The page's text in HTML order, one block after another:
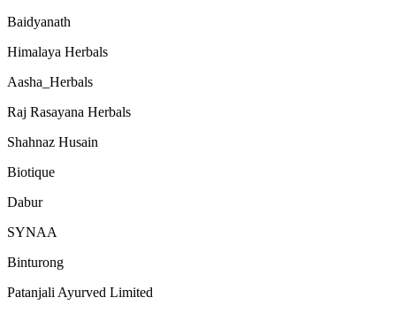
Baidyanath
Himalaya Herbals
Aasha_Herbals
Raj Rasayana Herbals
Shahnaz Husain
Biotique
Dabur
SYNAA
Binturong
Patanjali Ayurved Limited